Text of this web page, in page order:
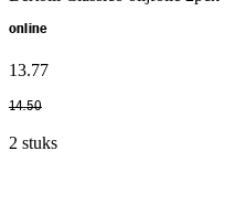
online
13.77
14.50
2 stuks